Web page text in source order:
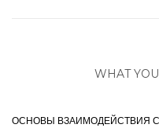
WHAT
ОСНОВЫ ВЗАИМОДЕЙСТВИЯ